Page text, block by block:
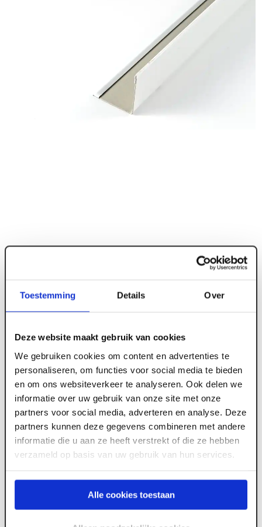
Toestemming Details Over
Deze website maakt gebruik van cookies
We gebruiken cookies om content en advertenties te
personaliseren, om functies voor social media te bieden
en om ons websiteverkeer te analyseren. Ook delen we
informatie over uw gebruik van onze site met onze
partners voor social media, adverteren en analyse. Deze
partners kunnen deze gegevens combineren met andere
informatie die u aan ze heeft verstrekt of die ze hebben
verzameld op basis van uw gebruik van hun services.
Alle cookies toestaan
Hoekprofiel 19 x 24 OWA 15 mm wit 305 cm
(40 st/pk)
Meld je aan of maak een account aan om toegang
te krijgen tot de prijzen.
Log in voor prijzen